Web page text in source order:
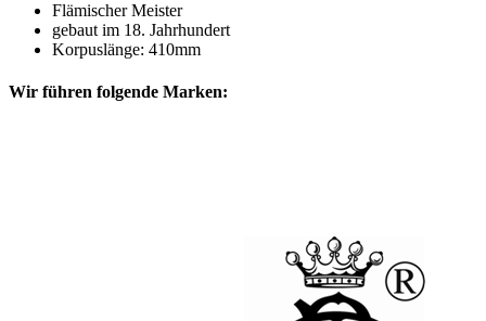
Flämischer Meister
gebaut im 18. Jahrhundert
Korpuslänge: 410mm
Wir führen folgende Marken: